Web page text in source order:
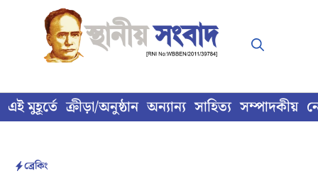
content
এই মুহূর্তে ক্রীড়া/অনুষ্ঠান অন্যান্য সাহিত্য সম্পাদকীয়
ব্রেকিং